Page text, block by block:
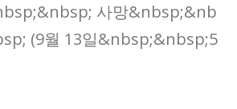
사망&nbsp;&nb
(9월 13일&nbsp;&nbsp;5